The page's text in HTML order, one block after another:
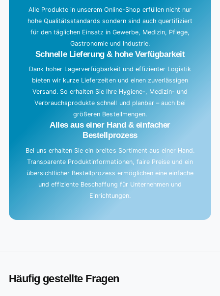
Alle Produkte in unserem Online-Shop erfüllen nicht nur
hohe Qualitätsstandards sondern sind auch quertifiziert
für den täglichen Einsatz in Gewerbe, Medizin, Pflege,
Gastronomie und Industrie.
Schnelle Lieferung & hohe Verfügbarkeit
Dank hoher Lagerverfügbarkeit und effizienter Logistik
bieten wir kurze Lieferzeiten und einen zuverlässigen
Versand. So erhalten Sie Ihre Hygiene-, Medizin- und
Verbrauchsprodukte schnell und planbar – auch bei
größeren Bestellmengen.
Alles aus einer Hand & einfacher
Bestellprozess
Bei uns erhalten Sie ein breites Sortiment aus einer Hand.
Transparente Produktinformationen, faire Preise und ein
übersichtlicher Bestellprozess ermöglichen eine einfache
und effiziente Beschaffung für Unternehmen und
Einrichtungen.
Häufig gestellte Fragen